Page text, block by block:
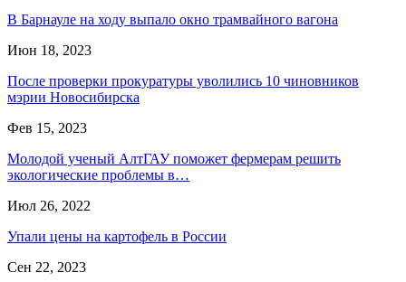
В Барнауле на ходу выпало окно трамвайного вагона
Июн 18, 2023
После проверки прокуратуры уволились 10 чиновников
мэрии Новосибирска
Фев 15, 2023
Молодой ученый АлтГАУ поможет фермерам решить
экологические проблемы в…
Июл 26, 2022
Упали цены на картофель в России
Сен 22, 2023